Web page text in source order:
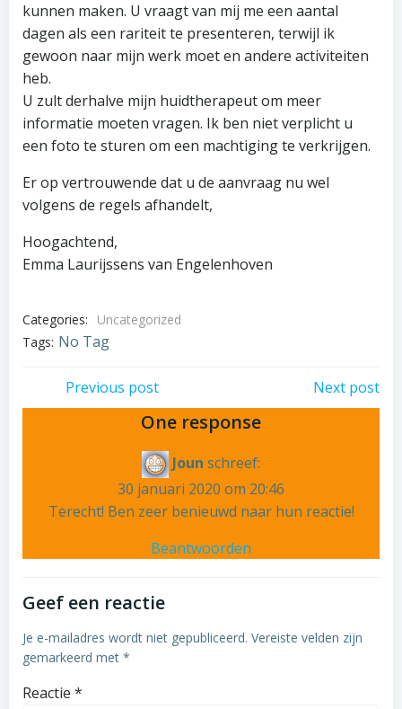
kunnen maken. U vraagt van mij me een aantal
dagen als een rariteit te presenteren, terwijl ik
gewoon naar mijn werk moet en andere activiteiten
heb.
U zult derhalve mijn huidtherapeut om meer
informatie moeten vragen. Ik ben niet verplicht u
een foto te sturen om een machtiging te verkrijgen.
Er op vertrouwende dat u de aanvraag nu wel
volgens de regels afhandelt,
Hoogachtend,
Emma Laurijssens van Engelenhoven
Categories:
Uncategorized
Tags: No Tag
Post
navigation
Previous post
Post
navigation
Next post
One response
Joun schreef:
30 januari 2020 om 20:46
Terecht! Ben zeer benieuwd naar hun reactie!
Beantwoorden
Geef een reactie
Je e-mailadres wordt niet gepubliceerd. Vereiste velden zijn
gemarkeerd met *
Reactie *